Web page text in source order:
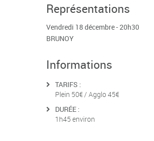
Représentations
Vendredi 18 décembre - 20h30
BRUNOY
Informations
TARIFS :
Plein 50€ / Agglo 45€
DURÉE :
1h45 environ